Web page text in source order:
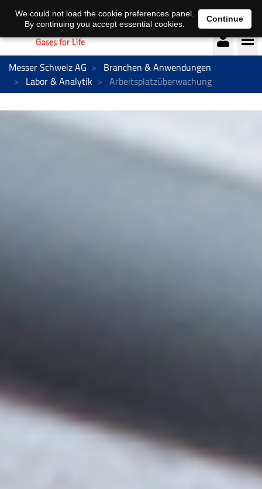
Deutsch français
Messer Schweiz AG
Branchen & Anwendungen
Labor & Analytik
Arbeitsplatzüberwachung
We could not load the cookie preferences panel.
By continuing you accept essential cookies.
Continue